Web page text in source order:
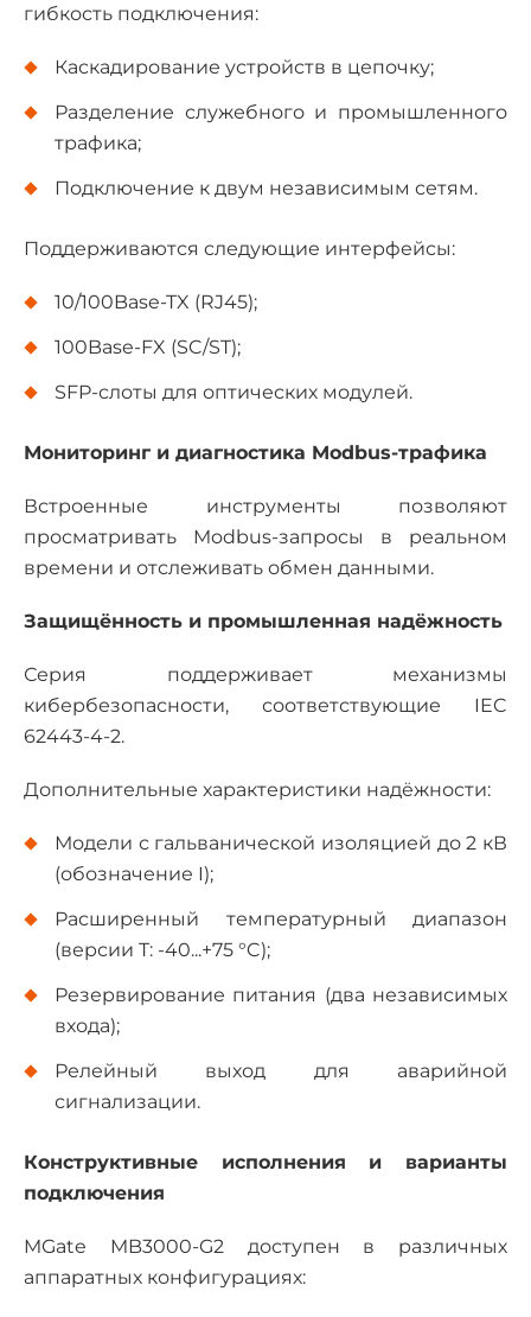
гибкость подключения:
Каскадирование устройств в цепочку;
Разделение служебного и промышленного
трафика;
Подключение к двум независимым сетям.
Поддерживаются следующие интерфейсы:
10/100Base-TX (RJ45);
100Base-FX (SC/ST);
SFP-слоты для оптических модулей.
Мониторинг и диагностика Modbus-трафика
Встроенные инструменты позволяют
просматривать Modbus-запросы в реальном
времени и отслеживать обмен данными.
Защищённость и промышленная надёжность
Серия поддерживает механизмы
кибербезопасности, соответствующие IEC
62443-4-2.
Дополнительные характеристики надёжности:
Модели с гальванической изоляцией до 2 кВ
(обозначение I);
Расширенный температурный диапазон
(версии T: -40...+75 °C);
Резервирование питания (два независимых
входа);
Релейный выход для аварийной
сигнализации.
Конструктивные исполнения и варианты
подключения
MGate MB3000-G2 доступен в различных
аппаратных конфигурациях: